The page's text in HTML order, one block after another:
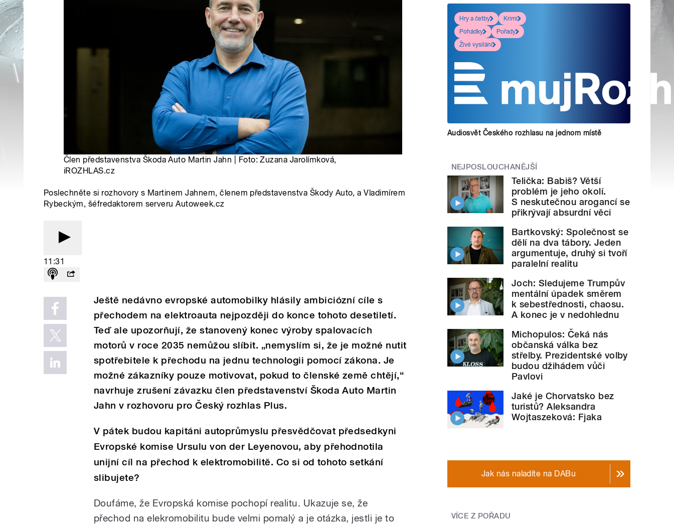
Člen představenstva Škoda Auto Martin Jahn | Foto: Zuzana Jarolímková,
iROZHLAS.cz
Poslechněte si rozhovory s Martinem Jahnem, členem představenstva Škody Auto, a Vladimírem
Rybeckým, šéfredaktorem serveru Autoweek.cz
11:31
Ještě nedávno evropské automobilky hlásily ambiciózní cíle s
přechodem na elektroauta nejpozději do konce tohoto desetiletí.
Teď ale upozorňují, že stanovený konec výroby spalovacích
motorů v roce 2035 nemůžou slíbit. „nemyslím si, že je možné nutit
spotřebitele k přechodu na jednu technologii pomocí zákona. Je
možné zákazníky pouze motivovat, pokud to členské země chtějí,“
navrhuje zrušení závazku člen představenství Škoda Auto Martin
Jahn v rozhovoru pro Český rozhlas Plus.
V pátek budou kapitáni autoprůmyslu přesvědčovat předsedkyni
Evropské komise Ursulu von der Leyenovou, aby přehodnotila
unijní cíl na přechod k elektromobilitě. Co si od tohoto setkání
slibujete?
Doufáme, že Evropská komise pochopí realitu. Ukazuje se, že
přechod na elekromobilitu bude velmi pomalý a je otázka, jestli je to
Hry a četby
Krimi
Pohádky
Pořady
Živé vysílání
Audiosvět Českého rozhlasu na jednom místě
NEJPOSLOUCHANĚJŠÍ
Telička: Babiš? Větší
problém je jeho okolí.
S neskutečnou arogancí se
přikrývají absurdní věci
Bartkovský: Společnost se
dělí na dva tábory. Jeden
argumentuje, druhý si tvoří
paralelní realitu
Joch: Sledujeme Trumpův
mentální úpadek směrem
k sebestřednosti, chaosu.
A konec je v nedohlednu
Michopulos: Čeká nás
občanská válka bez
střelby. Prezidentské volby
budou džihádem vůči
Pavlovi
Jaké je Chorvatsko bez
turistů? Aleksandra
Wojtaszeková: Fjaka
Jak nás naladíte na DABu
VÍCE Z POŘADU